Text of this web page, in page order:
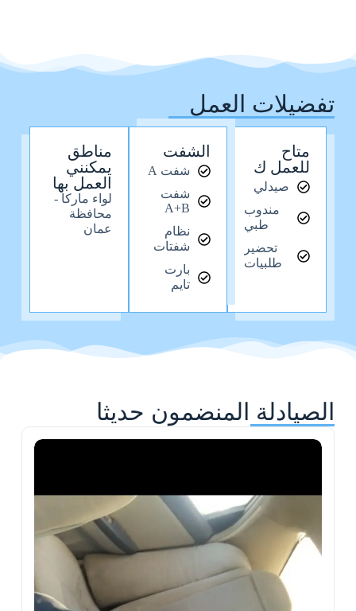
تفضيلات العمل
متاح
للعمل ك
صيدلي
مندوب
طبي
تحضير
طلبيات
الشفت
شفت A
شفت
A+B
نظام
شفتات
بارت
تايم
مناطق
يمكنني
العمل بها
لواء ماركا -
محافظة
عمان
الصيادلة المنضمون حديثا